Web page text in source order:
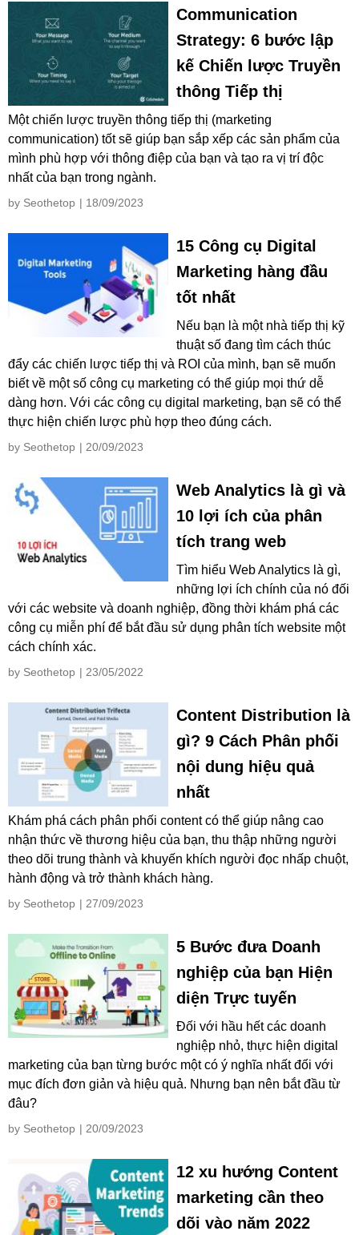
Communication
Strategy: 6 bước lập
kế Chiến lược Truyền
thông Tiếp thị
Một chiến lược truyền thông tiếp thị (marketing
communication) tốt sẽ giúp bạn sắp xếp các sản phẩm của
mình phù hợp với thông điệp của bạn và tạo ra vị trí độc
nhất của bạn trong ngành.
by Seothetop | 18/09/2023
15 Công cụ Digital
Marketing hàng đầu
tốt nhất
Nếu bạn là một nhà tiếp thị kỹ
thuật số đang tìm cách thúc
đẩy các chiến lược tiếp thị và ROI của mình, bạn sẽ muốn
biết về một số công cụ marketing có thể giúp mọi thứ dễ
dàng hơn. Với các công cụ digital marketing, bạn sẽ có thể
thực hiện chiến lược phù hợp theo đúng cách.
by Seothetop | 20/09/2023
Web Analytics là gì và
10 lợi ích của phân
tích trang web
Tìm hiểu Web Analytics là gì,
những lợi ích chính của nó đối
với các website và doanh nghiệp, đồng thời khám phá các
công cụ miễn phí để bắt đầu sử dụng phân tích website một
cách chính xác.
by Seothetop | 23/05/2022
Content Distribution là
gì? 9 Cách Phân phối
nội dung hiệu quả
nhất
Khám phá cách phân phối content có thể giúp nâng cao
nhận thức về thương hiệu của bạn, thu thập những người
theo dõi trung thành và khuyến khích người đọc nhấp chuột,
hành động và trở thành khách hàng.
by Seothetop | 27/09/2023
5 Bước đưa Doanh
nghiệp của bạn Hiện
diện Trực tuyến
Đối với hầu hết các doanh
nghiệp nhỏ, thực hiện digital
marketing của bạn từng bước một có ý nghĩa nhất đối với
mục đích đơn giản và hiệu quả. Nhưng bạn nên bắt đầu từ
đâu?
by Seothetop | 20/09/2023
12 xu hướng Content
marketing cần theo
dõi vào năm 2022